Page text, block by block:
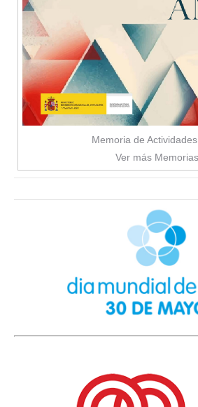
Memoria de
Ver más Memorias